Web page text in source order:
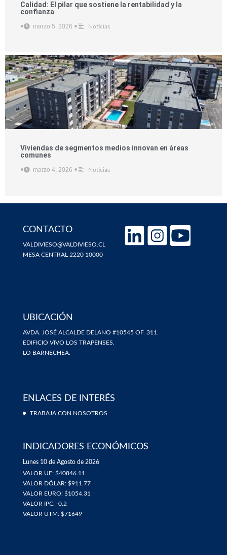
Calidad: El pilar que sostiene la rentabilidad y la
confianza
• marzo 5, 2026 • Noticias
Viviendas de segmentos medios innovan en áreas
comunes
• marzo 4, 2026 • Noticias
CONTACTO
VALDIVIESO@VALDIVIESO.CL
MESA CENTRAL 2220 10000
UBICACIÓN
AVDA. JOSÉ ALCALDE DELANO #10545 OF. 311.
EDIFICIO VIVO LOS TRAPENSES.
LO BARNECHEA.
ENLACES DE INTERÉS
TRABAJA CON NOSOTROS
INDICADORES ECONÓMICOS
Lunes 10 de Agosto de 2026
VALOR UF: $40846.11
VALOR DÓLAR: $911.77
VALOR EURO: $1054.31
VALOR IPC: -0.2
VALOR UTM: $71649